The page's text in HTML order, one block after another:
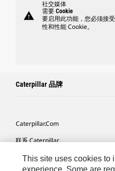
warning
社交媒体
需要 Cookie
要启用此功能，您必须接
性和性能 Cookie。
Caterpillar 品牌
Caterpillar.com
联系 Caterpillar
我的营销首选项
This site uses cookies to
experience. Some are